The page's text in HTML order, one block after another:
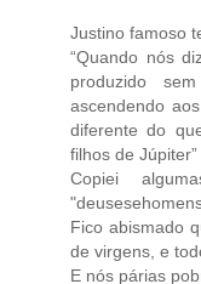
Justino famoso
“Quando nós
produzido
ascendendo
diferente do
filhos de Júpiter”
Copiei
Fico abismado
de virgens, e
E nós párias